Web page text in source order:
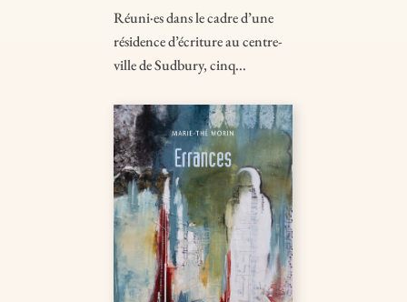
Réuni·es dans le cadre d’une
résidence d’écriture au centre-
ville de Sudbury, cinq...